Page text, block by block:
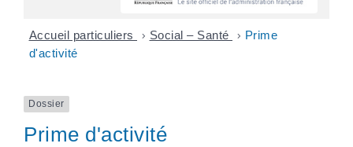
Accueil particuliers > Social – Santé > Prime
d'activité
Dossier
Prime d'activité